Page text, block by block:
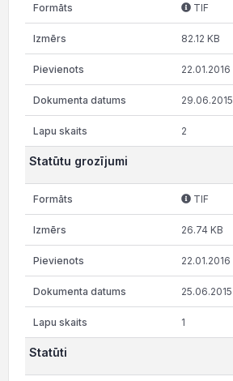
TIF
82.12 KB
22.01.2016
29.06.2015
2
Statūtu grozījumi
TIF
26.74 KB
22.01.2016
25.06.2015
1
Statūti